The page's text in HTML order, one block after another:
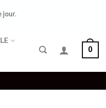
jour.
0